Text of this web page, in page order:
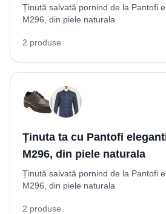
Ținută salvată pornind de la Pantofi
M296, din piele naturala
2 produse
Ținuta ta cu Pantofi
M296, din piele naturala
Ținută salvată pornind de la Pantofi
M296, din piele naturala
2 produse